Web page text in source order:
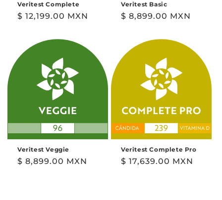
Veritest Complete
Precio
$ 12,199.00 MXN
Veritest Basic
Precio
$ 8,899.00 MXN
Veritest Veggie
Precio
$ 8,899.00 MXN
Veritest Complete Pro
Precio
$ 17,639.00 MXN